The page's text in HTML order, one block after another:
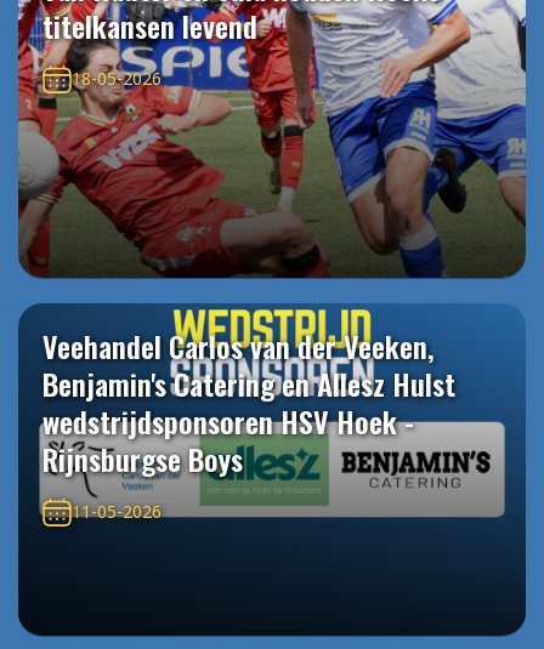
titelkansen levend
18-05-2026
Veehandel Carlos van der Veeken,
Benjamin's Catering en Allesz Hulst
wedstrijdsponsoren HSV Hoek -
Rijnsburgse Boys
11-05-2026